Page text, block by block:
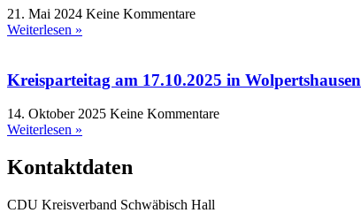
21. Mai 2024 Keine Kommentare
Weiterlesen »
Kreisparteitag am 17.10.2025 in Wolpertshausen
14. Oktober 2025 Keine Kommentare
Weiterlesen »
Kontaktdaten
CDU Kreisverband Schwäbisch Hall